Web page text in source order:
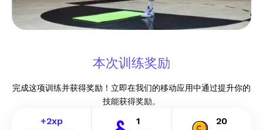
本次训练奖励
完成这项训练并获得奖励！立即在我们的移动应用中通过提升你的
技能获得奖励。
+2xp 1 20